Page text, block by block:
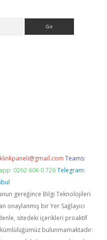
Teams:
0262 606 0 726 Telegram:
gereğince Bilgi Teknolojileri
onaylanmış bir Yer Sağlayıcı
sitedeki içerikleri proaktif
bulunmamaktadır.